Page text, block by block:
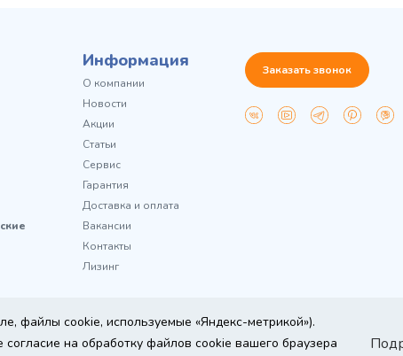
файлы cookie, используемые «Яндекс-метрикой»).
на обработку файлов cookie вашего браузера
Информация
О компании
Новости
Акции
Статьи
Сервис
Гарантия
Доставка и оплата
Вакансии
Контакты
Лизинг
Заказать звонок